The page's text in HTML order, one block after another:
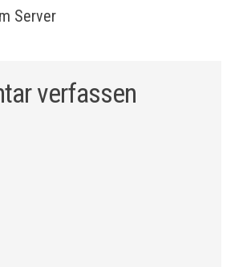
Server
verfassen